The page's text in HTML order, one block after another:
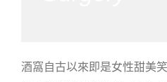
酒窩自古以來即是女性甜美